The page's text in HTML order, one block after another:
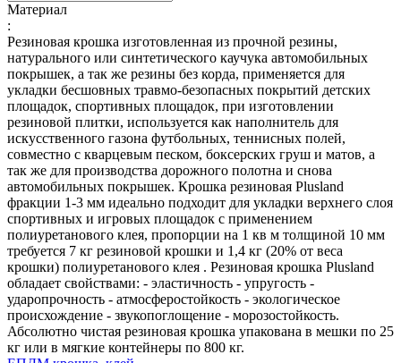
Материал
:
Резиновая крошка изготовленная из прочной резины,
натурального или синтетического каучука автомобильных
покрышек, а так же резины без корда, применяется для
укладки бесшовных травмо-безопасных покрытий детских
площадок, спортивных площадок, при изготовлении
резиновой плитки, используется как наполнитель для
искусственного газона футбольных, теннисных полей,
совместно с кварцевым песком, боксерских груш и матов, а
так же для производства дорожного полотна и снова
автомобильных покрышек. Крошка резиновая Plusland
фракции 1-3 мм идеально подходит для укладки верхнего слоя
спортивных и игровых площадок с применением
полиуретанового клея, пропорции на 1 кв м толщиной 10 мм
требуется 7 кг резиновой крошки и 1,4 кг (20% от веса
крошки) полиуретанового клея . Резиновая крошка Plusland
обладает свойствами: - эластичность - упругость -
ударопрочность - атмосферостойкость - экологическое
происхождение - звукопоглощение - морозостойкость.
Абсолютно чистая резиновая крошка упакована в мешки по 25
кг или в мягкие контейнеры по 800 кг.